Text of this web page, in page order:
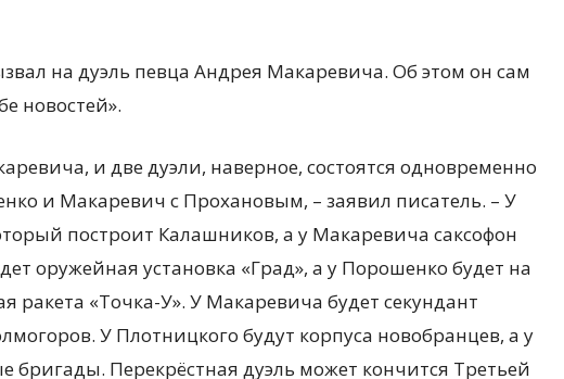
на дуэль певца Андрея Макаревича. Об этом он сам
новостей».
и две дуэли, наверное, состоятся одновременно
и Макаревич с Прохановым, – заявил писатель. – У
построит Калашников, а у Макаревича саксофон
оружейная установка «Град», а у Порошенко будет на
ракета «Точка-У». У Макаревича будет секундант
У Плотницкого будут корпуса новобранцев, а у
бригады. Перекрёстная дуэль может кончится Третьей